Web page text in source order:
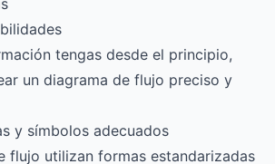
tengas desde el principio,
un diagrama de flujo preciso y
y símbolos adecuados
flujo utilizan formas estandarizadas